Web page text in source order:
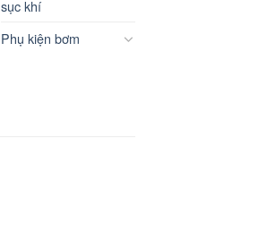
sục khí
Phụ kiện bơm